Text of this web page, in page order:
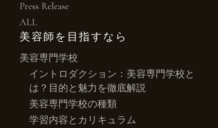
Press Release
ALL
美容師を目指すなら
美容専門学校
イントロダクション：美容専門学校と
は？目的と魅力を徹底解説
美容専門学校の種類
学習内容とカリキュラム